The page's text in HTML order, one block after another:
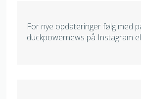
For nye opdateringer følg med
duckpowernews på Instagram